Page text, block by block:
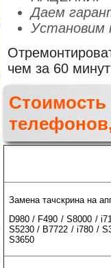
Даем
Установим
чем за 60
Замена тачскрина на
D980 / F490 / S8000 /
S5230 / B7722 / i780 /
S3650